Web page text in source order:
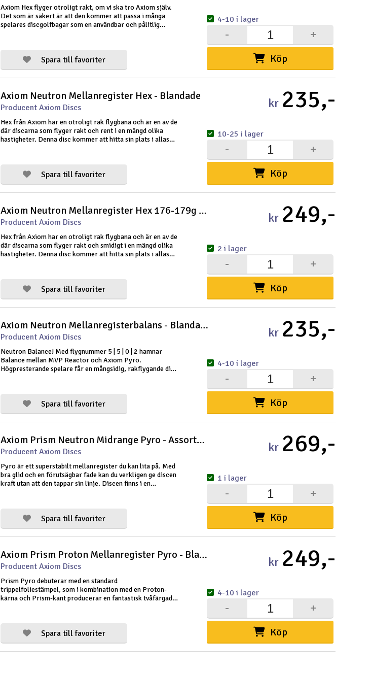
Axiom Hex flyger otroligt rakt, om vi ska tro Axiom själv.
Det som är säkert är att den kommer att passa i många
spelares discgolfbagar som en användbar och pålitlig
Spara till favoriter Köp
+
-
4-10 i lager
Axiom Neutron Mellanregister Hex - Blandade
Producent Axiom Discs
Hex från Axiom har en otroligt rak flygbana och är en av de
där discarna som flyger rakt och rent i en mängd olika
hastigheter. Denna disc kommer att hitta sin plats i allas
Spara till favoriter
kr 235,-
Köp
+
-
10-25 i lager
Axiom Neutron Mellanregister Hex 176-179g - Blanda
Producent Axiom Discs
Hex från Axiom har en otroligt rak flygbana och är en av de
där discarna som flyger rakt och smidigt i en mängd olika
hastigheter. Denna disc kommer att hitta sin plats i allas
Spara till favoriter
kr 249,-
Köp
+
-
2 i lager
Axiom Neutron Mellanregisterbalans - Blandade
Producent Axiom Discs
Neutron Balance! Med flygnummer 5 | 5 | 0 | 2 hamnar
Balance mellan MVP Reactor och Axiom Pyro.
Högpresterande spelare får en mångsidig, rakflygande disc
Spara till favoriter
kr 235,-
Köp
+
-
4-10 i lager
Axiom Prism Neutron Midrange Pyro - Assortert
Producent Axiom Discs
Pyro är ett superstabilt mellanregister du kan lita på. Med
bra glid och en förutsägbar fade kan du verkligen ge discen
kraft utan att den tappar sin linje. Discen finns i en
Spara till favoriter
kr 269,-
Köp
+
-
1 i lager
Axiom Prism Proton Mellanregister Pyro - Blandade
Producent Axiom Discs
Prism Pyro debuterar med en standard
trippelfoliestämpel, som i kombination med en Proton-
kärna och Prism-kant producerar en fantastisk tvåfärgad
Spara till favoriter
kr 249,-
Köp
+
-
4-10 i lager